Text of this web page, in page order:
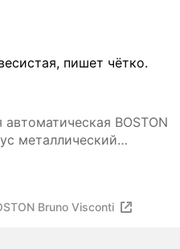
пишет чётко.
BOSTON
металлический
Bruno Visconti